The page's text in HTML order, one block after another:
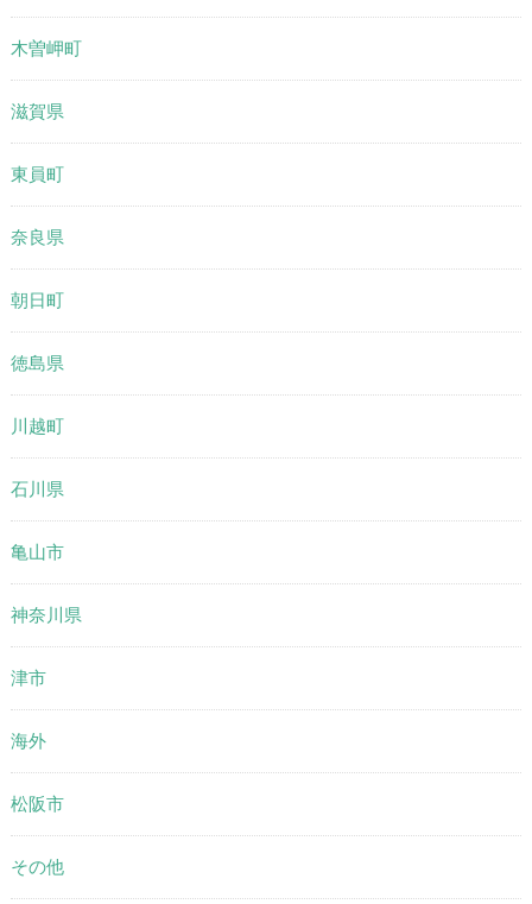
木曽岬町
滋賀県
東員町
奈良県
朝日町
徳島県
川越町
石川県
亀山市
神奈川県
津市
海外
松阪市
その他